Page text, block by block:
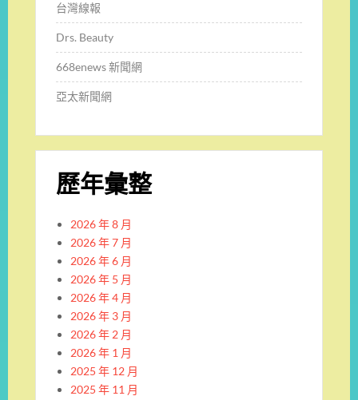
台灣線報
Drs. Beauty
668enews 新聞網
亞太新聞網
歷年彙整
2026 年 8 月
2026 年 7 月
2026 年 6 月
2026 年 5 月
2026 年 4 月
2026 年 3 月
2026 年 2 月
2026 年 1 月
2025 年 12 月
2025 年 11 月